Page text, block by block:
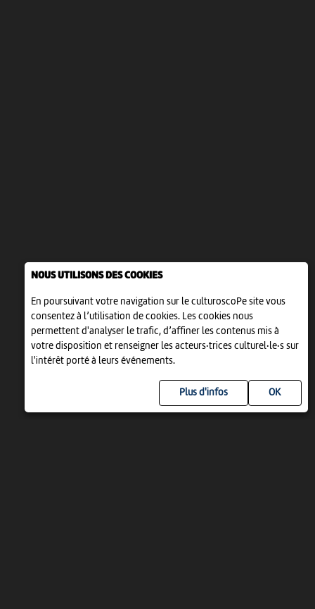
NOUS UTILISONS DES COOKIES
En poursuivant votre navigation sur le culturoscoPe site vous
consentez à l’utilisation de cookies. Les cookies nous
permettent d'analyser le trafic, d’affiner les contenus mis à
votre disposition et renseigner les acteurs·trices culturel·le·s sur
l'intérêt porté à leurs événements.
Plus d'infos